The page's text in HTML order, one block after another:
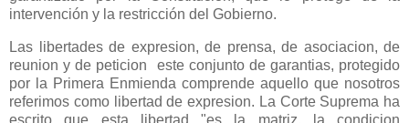
intervención y la restricción del Gobierno.
Las libertades de expresion, de prensa, de asociacion, de
reunion y de peticion este conjunto de garantias, protegido
por la Primera Enmienda comprende aquello que nosotros
referimos como libertad de expresion. La Corte Suprema ha